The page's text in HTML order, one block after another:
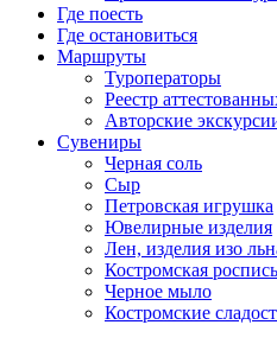
Где поесть
Где остановиться
Маршруты
Туроператоры
Реестр
Авторские
Сувениры
Черная соль
Сыр
Петровская игрушка
Ювелирные изделия
Лен, изделия изо
Костромская роспись
Черное мыло
Костромские